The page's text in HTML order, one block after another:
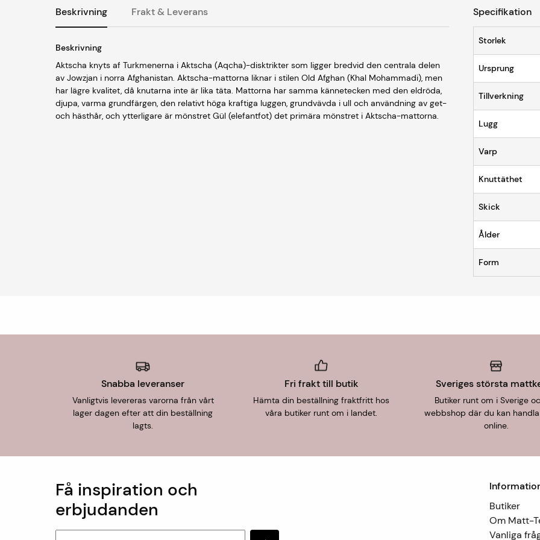
Beskrivning Frakt & Leverans
Beskrivning
Aktscha knyts af Turkmenerna i Aktscha (Aqcha)-disktrikter som ligger bredvid den centrala delen
av Jowzjan i norra Afghanistan. Aktscha-mattorna liknar i stilen Old Afghan (Khal Mohammadi), men
har lägre kvalitet, då knutarna inte är lika täta. Mattorna har samma kännetecken med den eldröda,
djupa, varma grundfärgen, den relativt höga kraftiga luggen, grundvävda i ull och användning av get-
och hästhår, och ytterligare är mönstret Gül (elefantfot) det primära mönstret i Aktscha-mattorna.
Specifikation
Storlek
Ursprung
Tillverkning
Lugg
Varp
Knuttäthet
Skick
Ålder
Form
Snabba leveranser
Vanligtvis levereras varorna från vårt
lager dagen efter att din beställning
lagts.
Fri frakt till butik
Hämta din beställning fraktfritt hos
våra butiker runt om i landet.
Sveriges största
Butiker runt om i Sverige
webbshop där du kan
online.
Butiker
Om Matt-
Vanliga
Få inspiration och
erbjudanden